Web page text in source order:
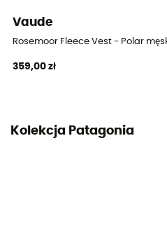
Vaude
Rosemoor Fleece Vest - Polar
359,00 zł
Kolekcja Patagonia